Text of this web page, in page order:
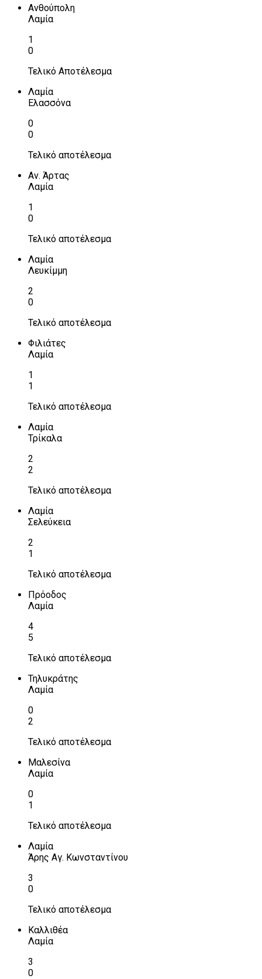
Ανθούπολη
Λαμία
1
0
Τελικό Αποτέλεσμα
Λαμία
Ελασσόνα
0
0
Τελικό αποτέλεσμα
Αν. Άρτας
Λαμία
1
0
Τελικό αποτέλεσμα
Λαμία
Λευκίμμη
2
0
Τελικό αποτέλεσμα
Φιλιάτες
Λαμία
1
1
Τελικό αποτέλεσμα
Λαμία
Τρίκαλα
2
2
Τελικό αποτέλεσμα
Λαμία
Σελεύκεια
2
1
Τελικό αποτέλεσμα
Πρόοδος
Λαμία
4
5
Τελικό αποτέλεσμα
Τηλυκράτης
Λαμία
0
2
Τελικό αποτέλεσμα
Μαλεσίνα
Λαμία
0
1
Τελικό αποτέλεσμα
Λαμία
Άρης Αγ. Κωνσταντίνου
3
0
Τελικό αποτέλεσμα
Καλλιθέα
Λαμία
3
0